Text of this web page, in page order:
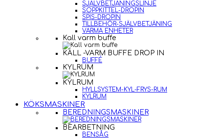
SJÄLVBETJÄNINGSLINJE
SOPPKITTEL-DROPIN
SPIS-DROPIN
TILLBEHÖR-SJÄLVBETJÄNING
VARMA ENHETER
Kall varm buffe
KALL -VARM BUFFE DROP IN
BUFFÉ
KYLRUM
KYLRUM
HYLLSYSTEM-KYL-FRYS-RUM
KYLRUM
KÖKSMASKINER
BEREDNINGSMASKINER
BEARBETNING
BENSÅG